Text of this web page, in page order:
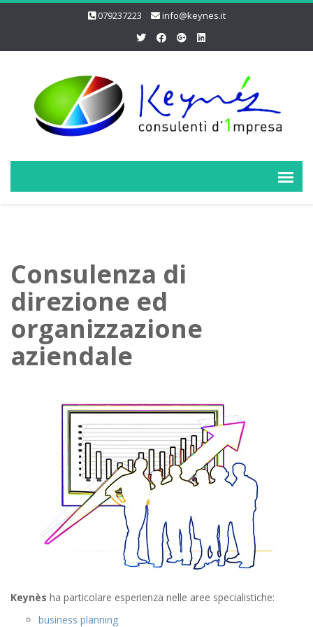
079237223 info@keynes.it
Consulenza di
direzione ed
organizzazione
aziendale
Keynès ha particolare esperienza nelle aree specialistiche:
business planning